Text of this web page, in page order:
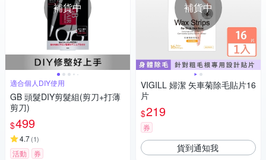
補貨中
適合個人DIY使用
GB 頭髮DIY剪髮組(剪刀+打薄
剪刀)
$499
4.7(1)
活動 券
補貨中
VIGILL 婦潔 矢車菊除毛貼片16
片
$219
券
貨到通知我